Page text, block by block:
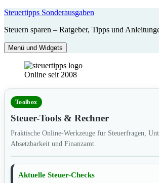
Zum
springen
Steuertipps Sonderausgaben
Steuern sparen – Ratgeber, Tipps und
Menü und Widgets
Online seit 2008
Toolbox
Steuer-Tools & Rechner
Praktische Online-Werkzeuge für Steuerfragen,
Absetzbarkeit und Finanzamt.
Aktuelle Steuer-Checks